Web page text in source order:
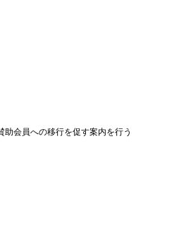
会員への移行を促す案内を行う